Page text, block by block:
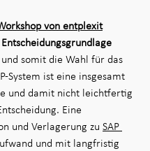
von entplexit
somit die Wahl für das
System ist eine insgesamt
und damit nicht leichtfertig
Eine
und Verlagerung zu SAP
und mit langfristig